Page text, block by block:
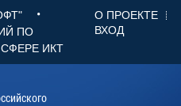
•
ПО
ИКТ
О ПРОЕКТЕ
ВХОД